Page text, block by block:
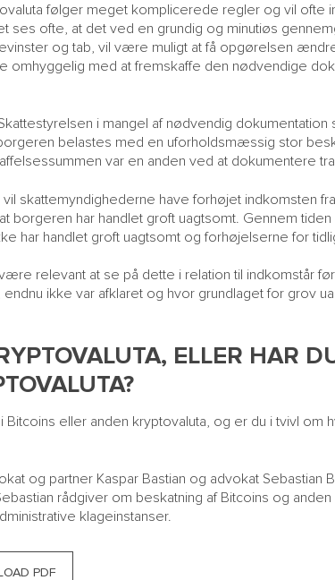
følger meget komplicerede regler og vil ofte
ses ofte, at det ved en grundig og minutiøs
og tab, vil være muligt at få opgørelsen
med at fremskaffe den nødvendige
i mangel af nødvendig
belastes med en uforholdsmæssig stor
var en anden ved at dokumentere
skattemyndighederne have forhøjet indkomsten
borgeren har handlet groft uagtsomt. Gennem
har handlet groft uagtsomt og forhøjelserne for
relevant at se på dette i relation til indkomstår
ikke var afklaret og hvor grundlaget for grov
ELLER HAR
eller anden kryptovaluta, og er du i tvivl om
og partner Kaspar Bastian og advokat Sebastian
rådgiver om beskatning af Bitcoins og
klageinstanser.
PDF